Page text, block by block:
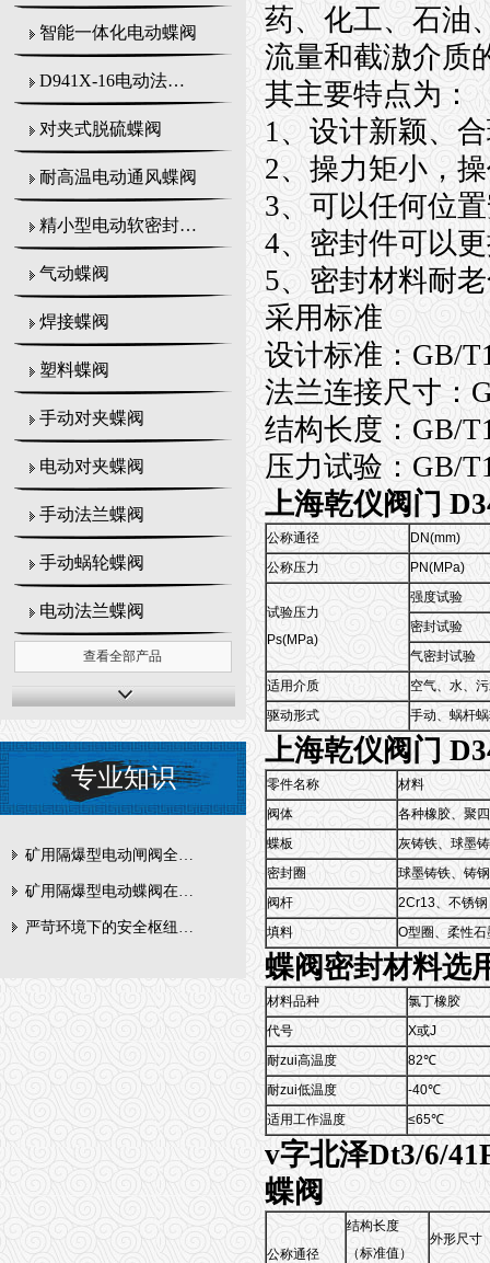
智能一体化电动蝶阀
D941X-16电动法兰式蝶阀
对夹式脱硫蝶阀
耐高温电动通风蝶阀
精小型电动软密封蝶阀
气动蝶阀
焊接蝶阀
塑料蝶阀
手动对夹蝶阀
电动对夹蝶阀
手动法兰蝶阀
手动蜗轮蝶阀
电动法兰蝶阀
查看全部产品
专业知识
矿用隔爆型电动闸阀全周期维护与故障排查要点
矿用隔爆型电动蝶阀在瓦斯管道控制中的防爆设计与安全标准解析
严苛环境下的安全枢纽：矿用隔爆型电动闸阀的技术剖析
药、化工、石油
流量和截滶介质
其主要特点为：
1、设计新颖、
2、操力矩小，
3、可以任何位
4、密封件可以
5、密封材料耐
采用标准
设计标准：GB/
法兰连接尺寸：
结构长度：GB/
压力试验：GB/
上海乾仪阀门
公称通径
DN(mm)
公称压力
PN(MPa)
试验压力
Ps(MPa)
强度试验
密封试验
气密封试验
适用介质
空气、水、
驱动形式
手动、蜗杆
上海乾仪阀门
零件名称
材料
阀体
各种橡胶、聚
蝶板
灰铸铁、球墨
密封圈
球墨铸铁、铸
阀杆
2Cr13、不锈钢
填料
O型圈、柔性石
蝶阀密封材料选
材料品种
氯丁橡胶
代号
X或J
耐zui高温度
82℃
耐zui低温度
-40℃
适用工作温度
≤65℃
v字北泽Dt3/6/
蝶阀
公称通径
结构长度
（标准值）
外形尺寸